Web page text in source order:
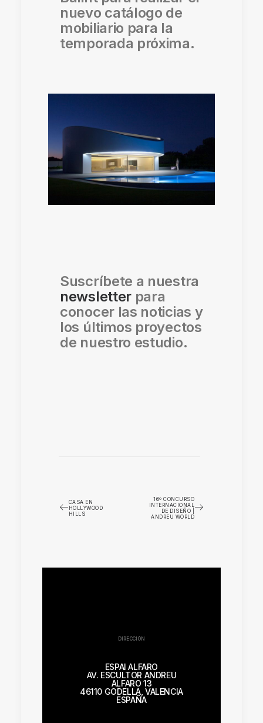
nuevo catálogo de
mobiliario para la
temporada próxima.
Suscríbete a nuestra
newsletter para
conocer las noticias y
los últimos proyectos
de nuestro estudio.
CASA EN
HOLLYWOOD
HILLS
16º CONCURSO
INTERNACIONAL
DE DISEÑO |
ANDREU WORLD
DIRECCIÓN
ESPAI ALFARO
AV. ESCULTOR ANDREU
ALFARO 13
46110 GODELLA, VALENCIA
ESPAÑA